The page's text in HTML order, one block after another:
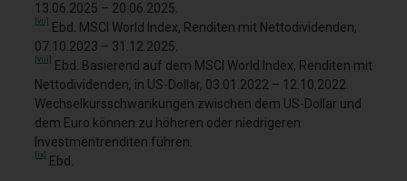
13.06.2025 – 20.06.2025.
[vii]Ebd. MSCI World Index, Renditen mit Nettodividenden,
07.10.2023 – 31.12.2025.
[viii]Ebd. Basierend auf dem MSCI World Index, Renditen mit
Nettodividenden, in US-Dollar, 03.01.2022 – 12.10.2022.
Wechselkursschwankungen zwischen dem US-Dollar und
dem Euro können zu höheren oder niedrigeren
Investmentrenditen führen.
[ix]Ebd.